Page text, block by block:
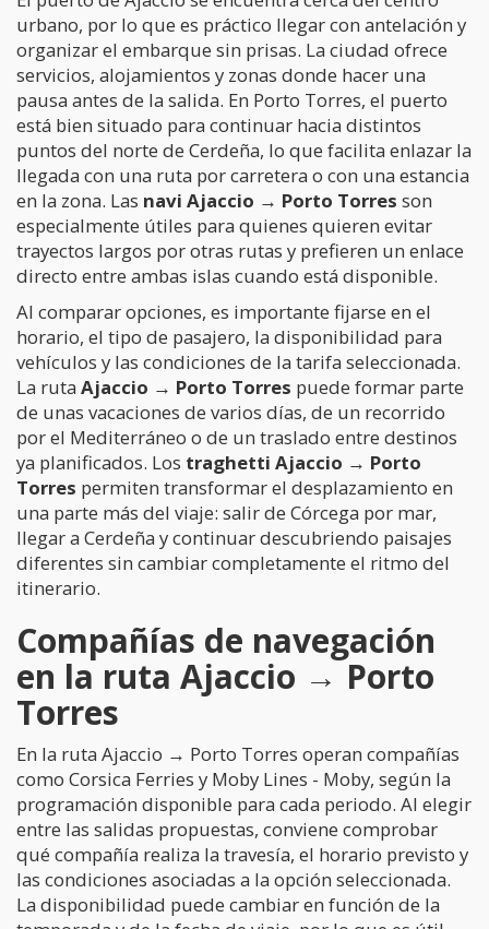
urbano, por lo que es práctico llegar con antelación y
organizar el embarque sin prisas. La ciudad ofrece
servicios, alojamientos y zonas donde hacer una
pausa antes de la salida. En Porto Torres, el puerto
está bien situado para continuar hacia distintos
puntos del norte de Cerdeña, lo que facilita enlazar la
llegada con una ruta por carretera o con una estancia
en la zona. Las navi Ajaccio → Porto Torres son
especialmente útiles para quienes quieren evitar
trayectos largos por otras rutas y prefieren un enlace
directo entre ambas islas cuando está disponible.
Al comparar opciones, es importante fijarse en el
horario, el tipo de pasajero, la disponibilidad para
vehículos y las condiciones de la tarifa seleccionada.
La ruta Ajaccio → Porto Torres puede formar parte
de unas vacaciones de varios días, de un recorrido
por el Mediterráneo o de un traslado entre destinos
ya planificados. Los traghetti Ajaccio → Porto
Torres permiten transformar el desplazamiento en
una parte más del viaje: salir de Córcega por mar,
llegar a Cerdeña y continuar descubriendo paisajes
diferentes sin cambiar completamente el ritmo del
itinerario.
Compañías de navegación
en la ruta Ajaccio → Porto
Torres
En la ruta Ajaccio → Porto Torres operan compañías
como Corsica Ferries y Moby Lines - Moby, según la
programación disponible para cada periodo. Al elegir
entre las salidas propuestas, conviene comprobar
qué compañía realiza la travesía, el horario previsto y
las condiciones asociadas a la opción seleccionada.
La disponibilidad puede cambiar en función de la